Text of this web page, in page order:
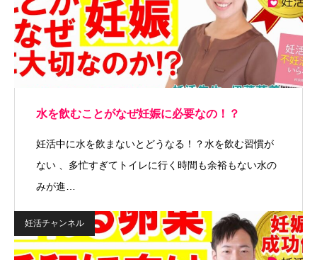
水を飲むことがなぜ妊娠に必要なの！？
妊活中に水を飲まないとどうなる！？水を飲む習慣が
ない 、多忙すぎてトイレに行く時間も余裕もない水の
みが進…
妊活チャンネル